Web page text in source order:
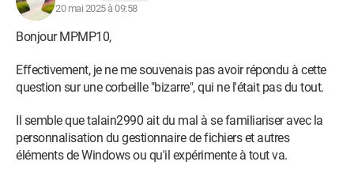
20 mai 2025 à 09:58
Bonjour MPMP10,
Effectivement, je ne me souvenais pas avoir répondu à cette
question sur une corbeille "bizarre", qui ne l'était pas du tout.
Il semble que talain2990 ait du mal à se familiariser avec la
personnalisation du gestionnaire de fichiers et autres
éléments de Windows ou qu'il expérimente à tout va.